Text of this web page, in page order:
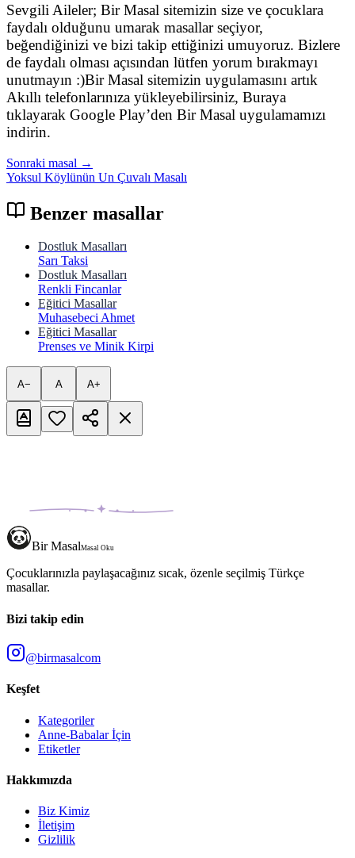
Sevgili Aileler; Bir Masal sitemizin size ve çocuklara
faydalı olduğunu umarak masallar seçiyor,
beğendiğinizi ve bizi takip ettiğinizi umuyoruz. Bizlere
de faydalı olması açısından lütfen yorum bırakmayı
unutmayın :)Bir Masal sitemizin uygulamasını artık
Akıllı telefonlarınıza yükleyebilirsiniz, Buraya
tıklayarak Google Play’den Bir Masal uygulamamızı
indirin.
Sonraki masal →
Yoksul Köylünün Un Çuvalı Masalı
Benzer masallar
Dostluk Masalları
Sarı Taksi
Dostluk Masalları
Renkli Fincanlar
Eğitici Masallar
Muhasebeci Ahmet
Eğitici Masallar
Prenses ve Minik Kirpi
A− A A+
Bir MasalMasal Oku
Çocuklarınızla paylaşacağınız sıcak, özenle seçilmiş Türkçe
masallar.
Bizi takip edin
@birmasalcom
Keşfet
Kategoriler
Anne-Babalar İçin
Etiketler
Hakkımızda
Biz Kimiz
İletişim
Gizlilik